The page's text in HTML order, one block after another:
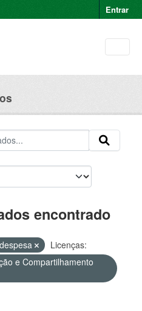
Entrar
encontrado
despesa
Licenças:
e Compartilhamento